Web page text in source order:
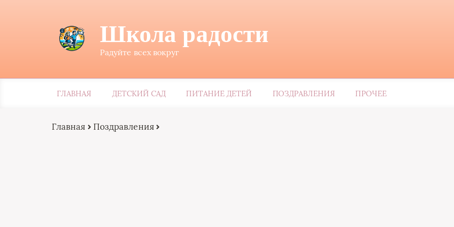
Школа радости
Радуйте всех вокруг
ГЛАВНАЯ ДЕТСКИЙ САД ПИТАНИЕ ДЕТЕЙ ПОЗДРАВЛЕНИЯ ПРОЧЕЕ
Главная Поздравления